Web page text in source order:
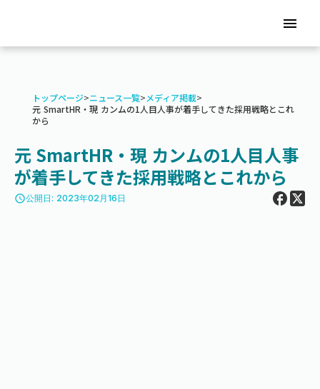
menu
トップページ>ニュース一覧>メディア掲載>
元 SmartHR・現 カンムの1人目人事が着手してきた採用戦略とこれ
から
元 SmartHR・現 カンムの1人目人事
が着手してきた採用戦略とこれから
access_time公開日: 2023年02月16日